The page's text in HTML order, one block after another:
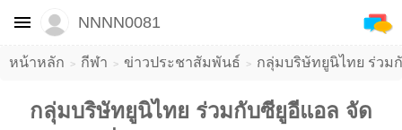
หน้าหลัก กีฬา ข่าวประชาสัมพันธ์ กลุ่มบริษัทยูนิไทย ร่วม
​กลุ่มบริษัทยูนิไทย ร่วมกับซียูอีแอล จัด
NNNN0081